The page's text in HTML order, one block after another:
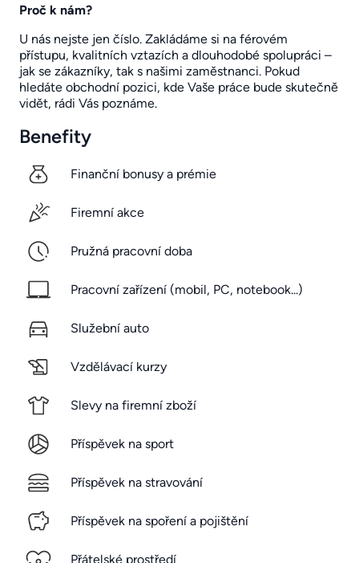
Proč k nám?
U nás nejste jen číslo. Zakládáme si na férovém
přístupu, kvalitních vztazích a dlouhodobé spolupráci –
jak se zákazníky, tak s našimi zaměstnanci. Pokud
hledáte obchodní pozici, kde Vaše práce bude skutečně
vidět, rádi Vás poznáme.
Benefity
Finanční bonusy a prémie
Firemní akce
Pružná pracovní doba
Pracovní zařízení (mobil, PC, notebook...)
Služební auto
Vzdělávací kurzy
Slevy na firemní zboží
Příspěvek na sport
Příspěvek na stravování
Příspěvek na spoření a pojištění
Přátelské prostředí